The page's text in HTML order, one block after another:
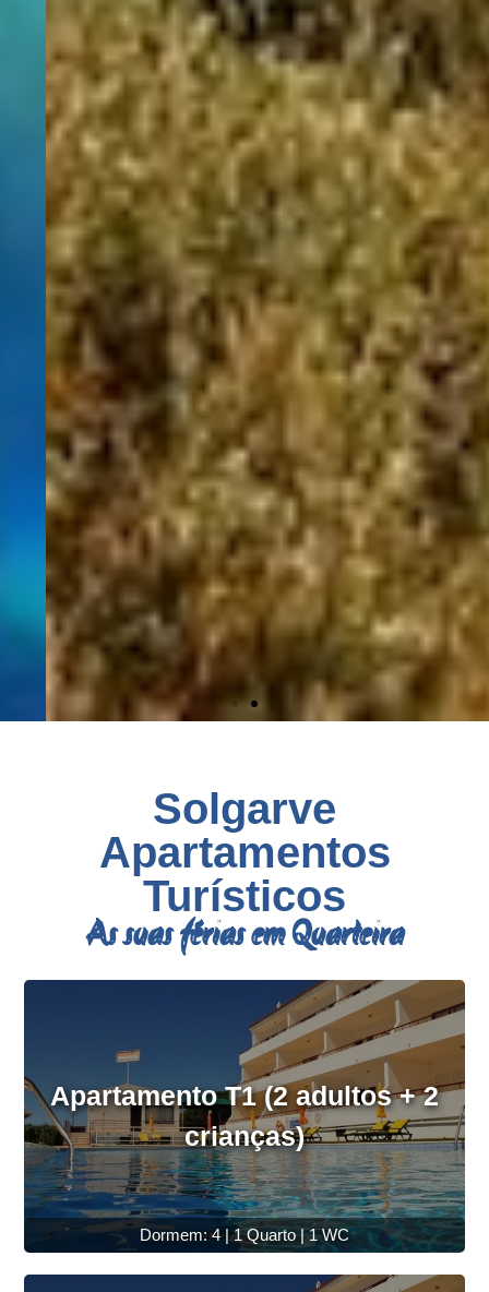
Solgarve
Apartamentos
Turísticos
As suas férias em Quarteira
Apartamento T1 (2 adultos + 2
crianças)
Dormem: 4 | 1 Quarto | 1 WC